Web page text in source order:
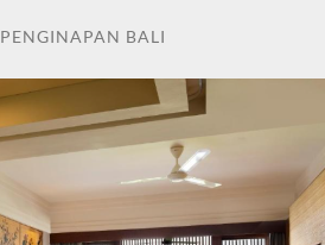
PENGINAPAN BALI